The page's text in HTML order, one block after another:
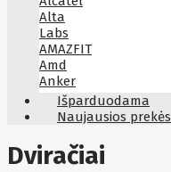
Alta
Labs
AMAZFIT
Amd
Anker
Antec
Aoc
Apc
Apollo
Išparduodama
Naujausios prekės
Dviračiai